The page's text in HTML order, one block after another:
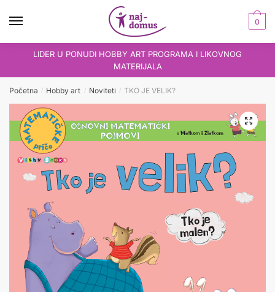
0
LIDER U PONUDI HOBBY ART PROGRAMA I LIKOVNOG
MATERIJALA
Početna / Hobby art / Noviteti / TKO JE VELIK?